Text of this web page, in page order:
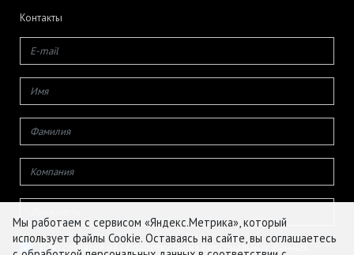
Контакты
Даю согласие на обработку своих персональных данных
Мы работаем с сервисом «Яндекс.Метрика», который
использует файлы Cookie. Оставаясь на сайте, вы соглашаетесь